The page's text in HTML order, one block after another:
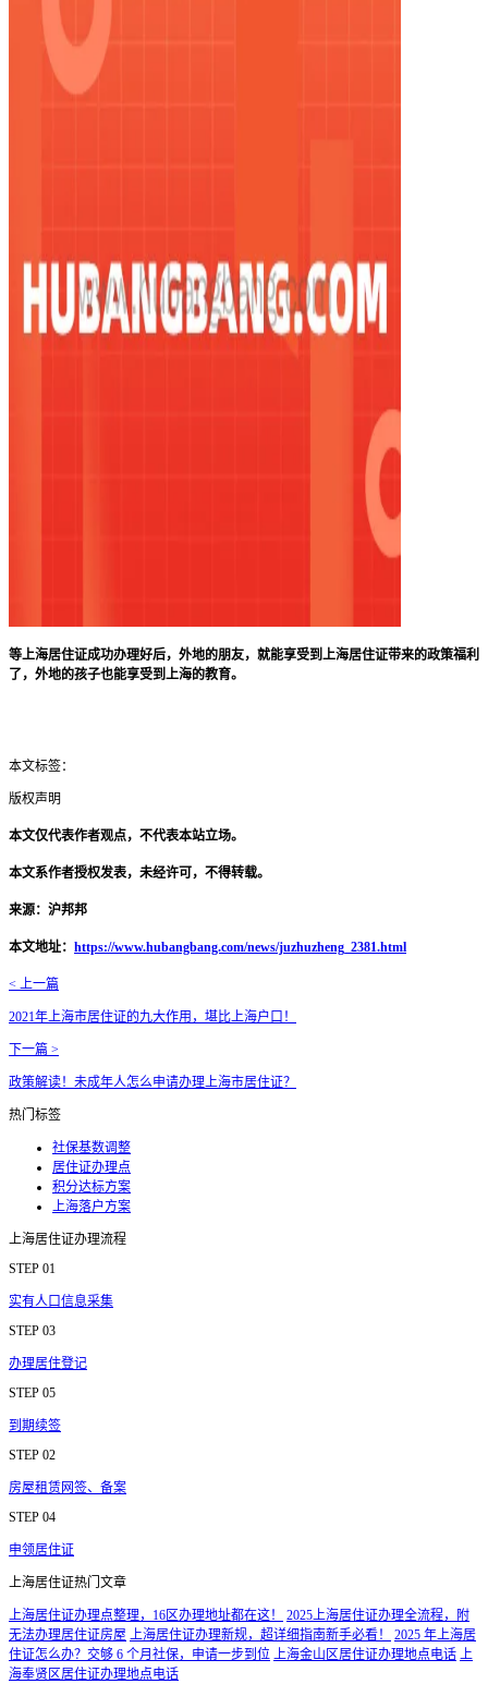
等上海居住证成功办理好后，外地的朋友，就能享受到上海居住证带来的政策福利
了，外地的孩子也能享受到上海的教育。
本文标签：
版权声明
本文仅代表作者观点，不代表本站立场。
本文系作者授权发表，未经许可，不得转载。
来源：沪邦邦
本文地址： https://www.hubangbang.com/news/juzhuzheng_2381.html
< 上一篇
2021年上海市居住证的九大作用，堪比上海户口！
下一篇 >
政策解读！未成年人怎么申请办理上海市居住证？
热门标签
社保基数调整
居住证办理点
积分达标方案
上海落户方案
上海居住证办理流程
STEP 01
实有人口信息采集
STEP 03
办理居住登记
STEP 05
到期续签
STEP 02
房屋租赁网签、备案
STEP 04
申领居住证
上海居住证热门文章
上海居住证办理点整理，16区办理地址都在这！
2025上海居住证办理全流程，附
无法办理居住证房屋 上海居住证办理新规，超详细指南新手必看！
2025 年上海居
住证怎么办？交够 6 个月社保，申请一步到位 上海金山区居住证办理地点电话 上
海奉贤区居住证办理地点电话